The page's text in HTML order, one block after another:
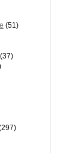
(51)
(37)